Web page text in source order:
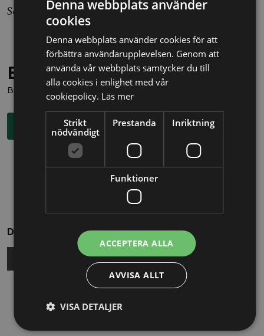
Sophia Lindstedt
Behöver du juridisk hjälp?
Boka en kostnadsfri konsultation direkt via knappen nedan.
Boka rådgivning
Dela
Denna webbplats använder
cookies
Denna webbplats använder cookies för att
förbättra användarupplevelsen. Genom att
använda vår webbplats samtycker du till
alla cookies i enlighet med vår
cookiepolicy. Läs mer
Strikt
nödvändigt
Prestanda Inriktning
Funktioner
ACCEPTERA ALLA
AVVISA ALLT
VISA DETALJER